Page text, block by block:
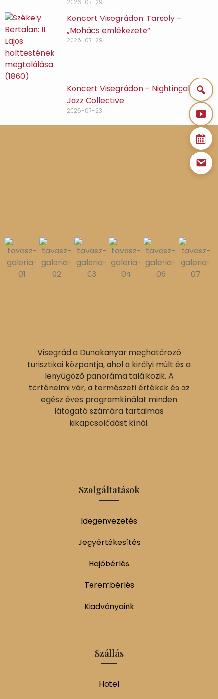
2026-07-29
Koncert Visegrádon: Tarsoly –
„Mohács emlékezete”
2026-07-29
Koncert Visegrádon – Nightingale
Jazz Collective
2026-07-23
Visegrád a Dunakanyar meghatározó
turisztikai központja, ahol a királyi múlt és a
lenyűgöző panoráma találkozik. A
történelmi vár, a természeti értékek és az
egész éves programkínálat minden
látogató számára tartalmas
kikapcsolódást kínál.
Szolgáltatások
Idegenvezetés
Jegyértékesítés
Hajóbérlés
Terembérlés
Kiadványaink
Szállás
Hotel